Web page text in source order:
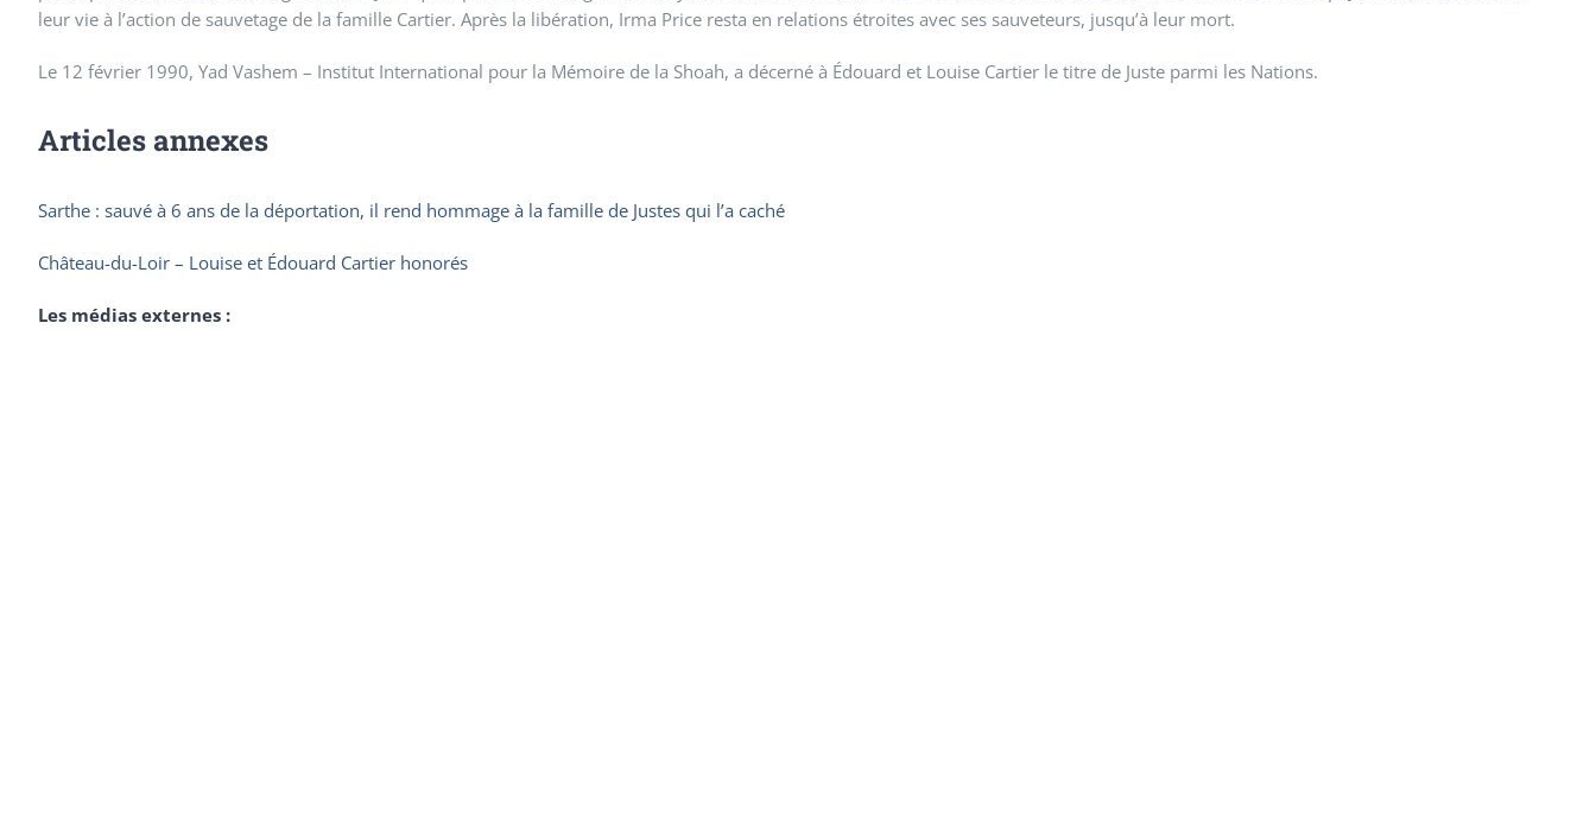
leur vie à l’action de sauvetage de la famille Cartier. Après la libération, Irma Price resta en relations étroites avec ses sauveteurs, jusqu’à leur mort.
Le 12 février 1990, Yad Vashem – Institut International pour la Mémoire de la Shoah, a décerné à Édouard et Louise Cartier le titre de Juste parmi les Nations.
Articles annexes
Sarthe : sauvé à 6 ans de la déportation, il rend hommage à la famille de Justes qui l’a caché
Château-du-Loir – Louise et Édouard Cartier honorés
Les médias externes :